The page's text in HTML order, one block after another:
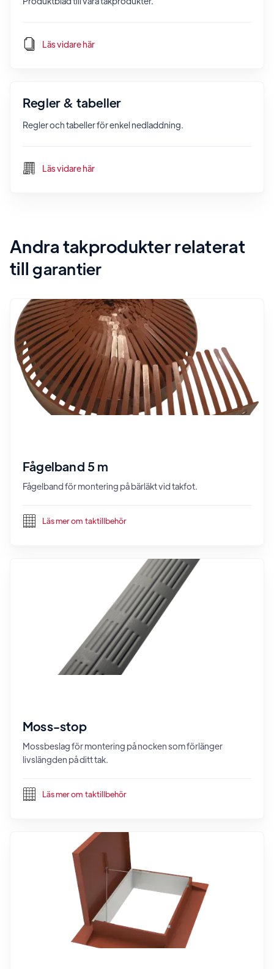
Läs vidare här
Regler & tabeller
Regler och tabeller för enkel nedladdning.
Läs vidare här
Andra takprodukter relaterat
tillgarantier
Fågelband 5 m
Fågelband för montering på bärläkt vid takfot.
Läs mer om taktillbehör
Moss-stop
Mossbeslag för montering på nocken som förlänger
livslängden på ditt tak.
Läs mer om taktillbehör